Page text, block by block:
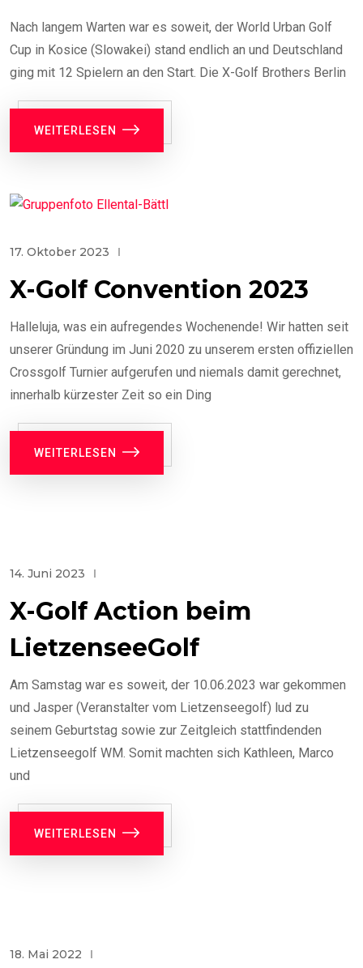
Nach langem Warten war es soweit, der World Urban Golf
Cup in Kosice (Slowakei) stand endlich an und Deutschland
ging mit 12 Spielern an den Start. Die X-Golf Brothers Berlin
WEITERLESEN
17. Oktober 2023
X-Golf Convention 2023
Halleluja, was ein aufregendes Wochenende! Wir hatten seit
unserer Gründung im Juni 2020 zu unserem ersten offiziellen
Crossgolf Turnier aufgerufen und niemals damit gerechnet,
innerhalb kürzester Zeit so ein Ding
WEITERLESEN
14. Juni 2023
X-Golf Action beim
LietzenseeGolf
Am Samstag war es soweit, der 10.06.2023 war gekommen
und Jasper (Veranstalter vom Lietzenseegolf) lud zu
seinem Geburtstag sowie zur Zeitgleich stattfindenden
Lietzenseegolf WM. Somit machten sich Kathleen, Marco
und
WEITERLESEN
18. Mai 2022